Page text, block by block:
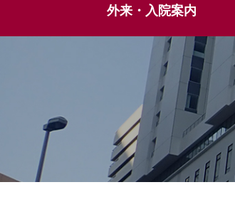
外来・入院案内